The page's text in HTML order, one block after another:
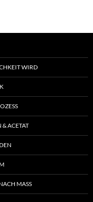
WIRD
ACETAT
MASS